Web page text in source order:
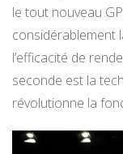
le tout nouveau
considérablement
l’efficacité de
seconde est la
révolutionne la